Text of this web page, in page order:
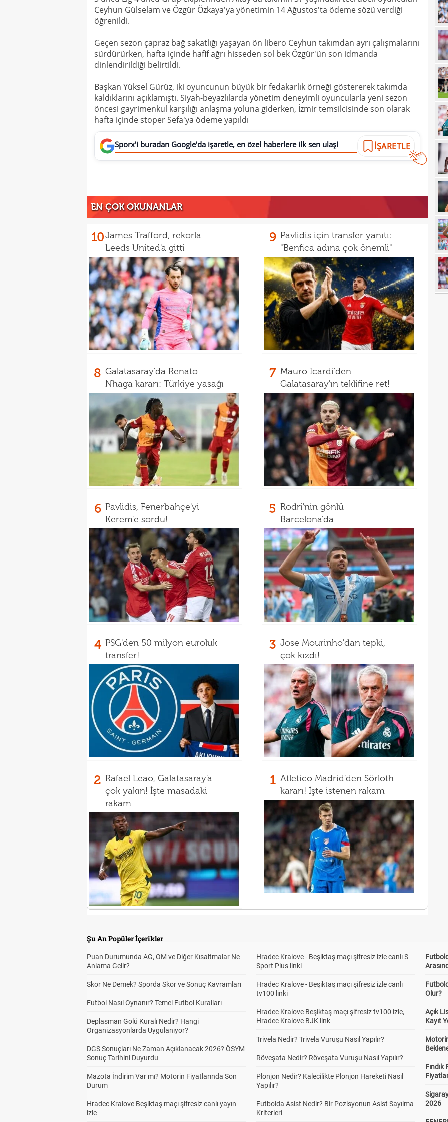
Ceyhun Gülselam ve Özgür Özkaya'ya yönetimin 14 Ağustos'ta ödeme sözü verdiği
öğrenildi.
Geçen sezon çapraz bağ sakatlığı yaşayan ön libero Ceyhun takımdan ayrı çalışmalarını
sürdürürken, hafta içinde hafif ağrı hisseden sol bek Özgür'ün son idmanda
dinlendirildiği belirtildi.
Başkan Yüksel Gürüz, iki oyuncunun büyük bir fedakarlık örneği göstererek takımda
kaldıklarını açıklamıştı. Siyah-beyazlılarda yönetim deneyimli oyuncularla yeni sezon
öncesi gayrimenkul karşılığı anlaşma yoluna giderken, İzmir temsilcisinde son olarak
hafta içinde stoper Sefa'ya ödeme yapıldı
Sporx’i buradan Google’da işaretle, en özel haberlere ilk sen ulaş! İŞARETLE
EN ÇOK OKUNANLAR
10James Trafford, rekorla
Leeds United'a gitti
9 Pavlidis için transfer yanıtı:
"Benfica adına çok önemli"
8 Galatasaray'da Renato
Nhaga kararı: Türkiye yasağı
7 Mauro Icardi'den
Galatasaray'ın teklifine ret!
6 Pavlidis, Fenerbahçe'yi
Kerem'e sordu!
5 Rodri'nin gönlü
Barcelona'da
4 PSG'den 50 milyon euroluk
transfer!
3 Jose Mourinho'dan tepki,
çok kızdı!
2 Rafael Leao, Galatasaray'a
çok yakın! İşte masadaki
rakam
1 Atletico Madrid'den Sörloth
kararı! İşte istenen rakam
Şu An Popüler İçerikler
Puan Durumunda AG, OM ve Diğer Kısaltmalar Ne
Anlama Gelir?
Skor Ne Demek? Sporda Skor ve Sonuç Kavramları
Futbol Nasıl Oynanır? Temel Futbol Kuralları
Deplasman Golü Kuralı Nedir? Hangi
Organizasyonlarda Uygulanıyor?
DGS Sonuçları Ne Zaman Açıklanacak 2026? ÖSYM
Sonuç Tarihini Duyurdu
Mazota İndirim Var mı? Motorin Fiyatlarında Son
Durum
Hradec Kralove Beşiktaş maçı şifresiz canlı yayın
izle
Hradec Kralove - Beşiktaş maçı şifresiz izle canlı S
Sport Plus linki
Hradec Kralove - Beşiktaş maçı şifresiz izle canlı
tv100 linki
Hradec Kralove Beşiktaş maçı şifresiz tv100 izle,
Hradec Kralove BJK link
Trivela Nedir? Trivela Vuruşu Nasıl Yapılır?
Röveşata Nedir? Röveşata Vuruşu Nasıl Yapılır?
Plonjon Nedir? Kalecilikte Plonjon Hareketi Nasıl
Yapılır?
Futbolda Asist Nedir? Bir Pozisyonun Asist Sayılma
Kriterleri
Olur?
Açık
Kayıt
Fındık
2026